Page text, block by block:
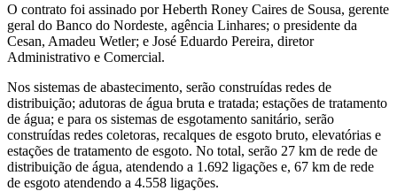
O contrato foi assinado por Heberth Roney Caires de Sousa, gerente
geral do Banco do Nordeste, agência Linhares; o presidente da
Cesan, Amadeu Wetler; e José Eduardo Pereira, diretor
Administrativo e Comercial.
Nos sistemas de abastecimento, serão construídas redes de
distribuição; adutoras de água bruta e tratada; estações de tratamento
de água; e para os sistemas de esgotamento sanitário, serão
construídas redes coletoras, recalques de esgoto bruto, elevatórias e
estações de tratamento de esgoto. No total, serão 27 km de rede de
distribuição de água, atendendo a 1.692 ligações e, 67 km de rede
de esgoto atendendo a 4.558 ligações.